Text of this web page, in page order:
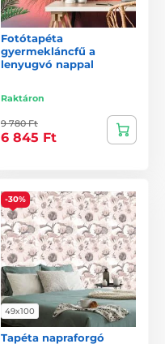
Fotótapéta
gyermekláncfű a
lenyugvó nappal
Raktáron
9 780 Ft
6 845 Ft
-30%
49x100
Tapéta napraforgó